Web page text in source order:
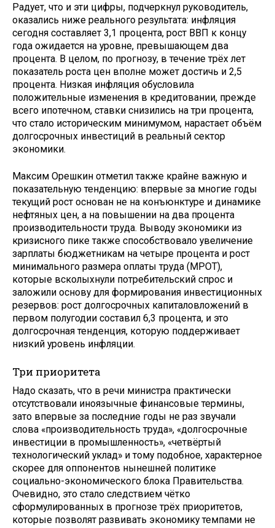
Радует, что и эти цифры, подчеркнул руководитель,
оказались ниже реального результата: инфляция
сегодня составляет 3,1 процента, рост ВВП к концу
года ожидается на уровне, превышающем два
процента. В целом, по прогнозу, в течение трёх лет
показатель роста цен вполне может достичь и 2,5
процента. Низкая инфляция обусловила
положительные изменения в кредитовании, прежде
всего ипотечном, ставки снизились на три процента,
что стало историческим минимумом, нарастает объём
долгосрочных инвестиций в реальный сектор
экономики.
Максим Орешкин отметил также крайне важную и
показательную тенденцию: впервые за многие годы
текущий рост основан не на конъюнктуре и динамике
нефтяных цен, а на повышении на два процента
производительности труда. Выводу экономики из
кризисного пике также способствовало увеличение
зарплаты бюджетникам на четыре процента и рост
минимального размера оплаты труда (МРОТ),
которые всколыхнули потребительский спрос и
заложили основу для формирования инвестиционных
резервов: рост долгосрочных капиталовложений в
первом полугодии составил 6,3 процента, и это
долгосрочная тенденция, которую поддерживает
низкий уровень инфляции.
Три приоритета
Надо сказать, что в речи министра практически
отсутствовали иноязычные финансовые термины,
зато впервые за последние годы не раз звучали
слова «производительность труда», «долгосрочные
инвестиции в промышленность», «четвёртый
технологический уклад» и тому подобное, характерное
скорее для оппонентов нынешней политике
социально-экономического блока Правительства.
Очевидно, это стало следствием чётко
сформулированных в прогнозе трёх приоритетов,
которые позволят развивать экономику темпами не